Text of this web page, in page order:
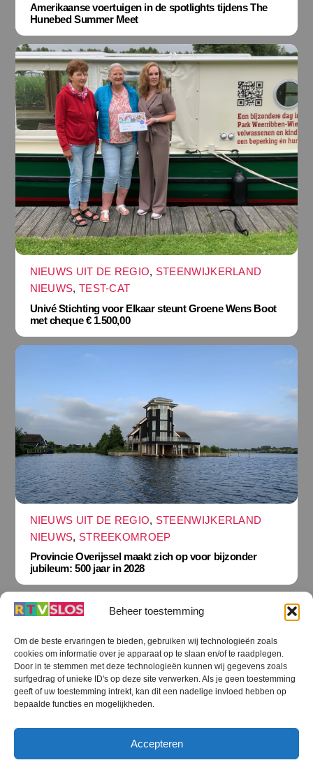
Beheer toestemming
Om de beste ervaringen te bieden, gebruiken wij technologieën zoals
cookies om informatie over je apparaat op te slaan en/of te raadplegen.
Door in te stemmen met deze technologieën kunnen wij gegevens zoals
surfgedrag of unieke ID's op deze site verwerken. Als je geen toestemming
geeft of uw toestemming intrekt, kan dit een nadelige invloed hebben op
bepaalde functies en mogelijkheden.
Accepteren
Amerikaanse voertuigen in de spotlights tijdens The
Hunebed Summer Meet
NIEUWS UIT DE REGIO, STEENWIJKERLAND
NIEUWS, TEST-CAT
Univé Stichting voor Elkaar steunt Groene Wens Boot
met cheque € 1.500,00
NIEUWS UIT DE REGIO, STEENWIJKERLAND
NIEUWS, STREEKOMROEP
Provincie Overijssel maakt zich op voor bijzonder
jubileum: 500 jaar in 2028
Terug
naar
boven
RTV SLOS
RTV SLOS ANBI